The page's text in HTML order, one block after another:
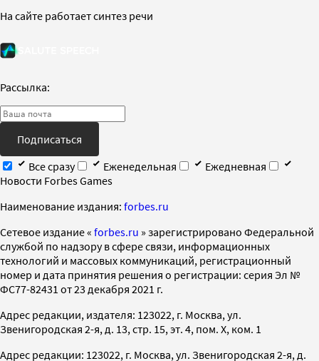
На сайте работает синтез речи
Рассылка:
Подписаться
Все сразу
Еженедельная
Ежедневная
Новости Forbes Games
Наименование издания: forbes.ru
Cетевое издание « forbes.ru » зарегистрировано Федеральной
службой по надзору в сфере связи, информационных
технологий и массовых коммуникаций, регистрационный
номер и дата принятия решения о регистрации: серия Эл №
ФС77-82431 от 23 декабря 2021 г.
Адрес редакции, издателя: 123022, г. Москва, ул.
Звенигородская 2-я, д. 13, стр. 15, эт. 4, пом. X, ком. 1
Адрес редакции: 123022, г. Москва, ул. Звенигородская 2-я, д.